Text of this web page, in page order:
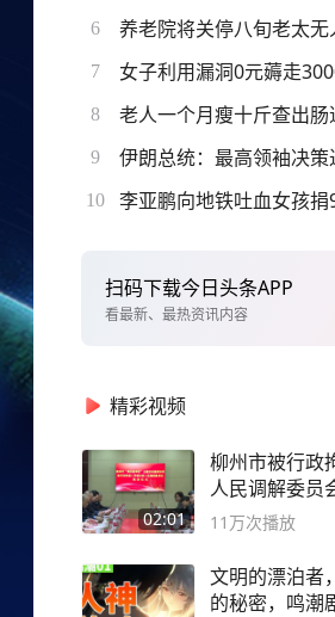
6 养老院将关停八旬老太无
7 女子利用漏洞0元薅走
8 老人一个月瘦十斤查出肠
9 伊朗总统：最高领袖决
10 李亚鹏向地铁吐血女孩
扫码下载今日头条APP
看最新、最热资讯内容
精彩视频
02:01
柳州市被行政
人民调解委员
11万次播放
文明的漂泊者
的秘密，鸣潮